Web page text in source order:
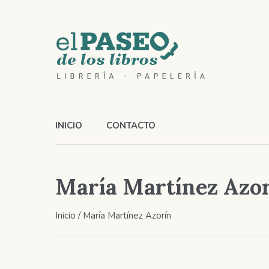
INICIO CONTACTO
María Martínez
Inicio / María Martínez Azorín